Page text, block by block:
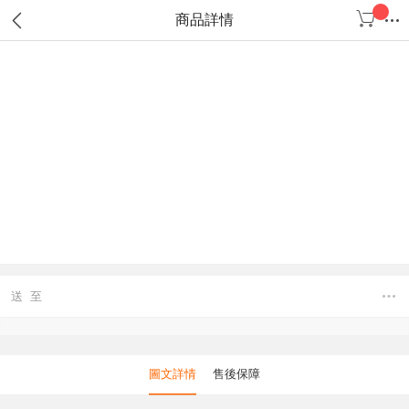
商品詳情
送 至
圖文詳情 售後保障